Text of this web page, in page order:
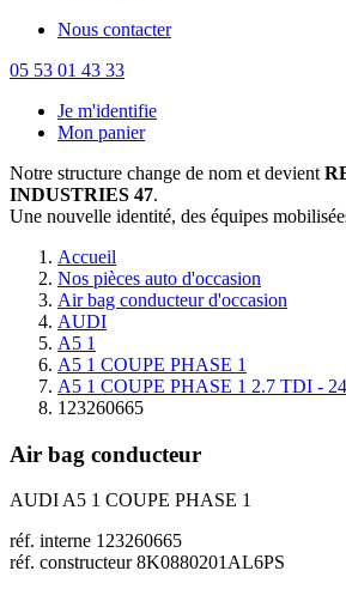
Nous contacter
05 53 01 43 33
Je m'identifie
Mon panier
Notre structure change de nom et devient
INDUSTRIES 47.
Une nouvelle identité, des équipes
Accueil
Nos pièces auto d'occasion
Air bag conducteur d'occasion
AUDI
A5 1
A5 1 COUPE PHASE 1
A5 1 COUPE PHASE 1 2.7 TDI -
123260665
Air bag conducteur
AUDI A5 1 COUPE PHASE 1
réf. interne 123260665
réf. constructeur 8K0880201AL6PS